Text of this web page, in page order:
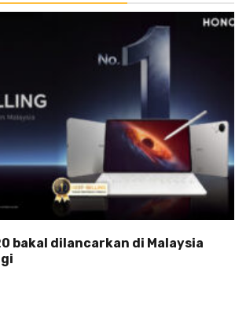
bakal dilancarkan di Malaysia